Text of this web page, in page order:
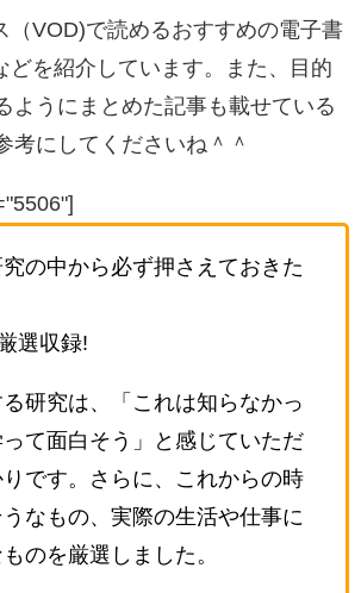
（VOD)で読めるおすすめの電子書
どを紹介しています。また、目的
ようにまとめた記事も載せている
考にしてくださいね＾＾
の中から必ず押さえておきた
選収録!
研究は、「これは知らなかっ
て面白そう」と感じていただ
です。さらに、これからの時
なもの、実際の生活や仕事に
のを厳選しました。